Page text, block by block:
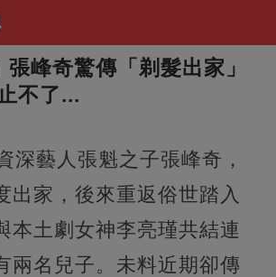
峰奇驚傳「剃髮出家」
不了...
深藝人張魁之子張峰奇，
出家，後來重返俗世踏入
本土劇女神李亮瑾共結連
兩名兒子。未料近期卻傳